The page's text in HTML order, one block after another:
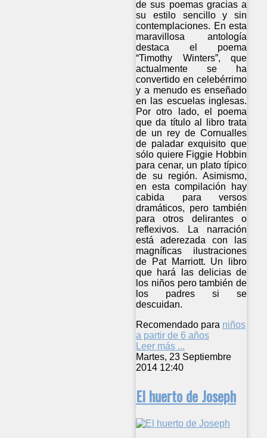
de sus poemas gracias a
su estilo sencillo y sin
contemplaciones. En esta
maravillosa antología
destaca el poema
“Timothy Winters”, que
actualmente se ha
convertido en celebérrimo
y a menudo es enseñado
en las escuelas inglesas.
Por otro lado, el poema
que da título al libro trata
de un rey de Cornualles
de paladar exquisito que
sólo quiere Figgie Hobbin
para cenar, un plato típico
de su región. Asimismo,
en esta compilación hay
cabida para versos
dramáticos, pero también
para otros delirantes o
reflexivos. La narración
está aderezada con las
magníficas ilustraciones
de Pat Marriott. Un libro
que hará las delicias de
los niños pero también de
los padres si se
descuidan.
Recomendado para niños
a partir de 6 años
Leer más ...
Martes, 23 Septiembre
2014 12:40
El huerto de Joseph